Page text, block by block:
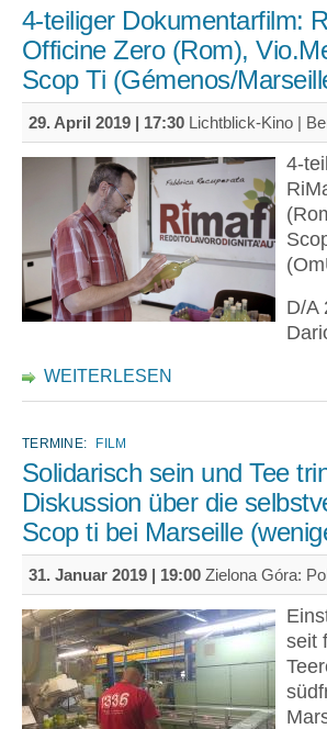
4-teiliger Dokumentarfilm:
Officine Zero (Rom),
Scop Ti (Gémenos/
29. April 2019 | 17:30 Lichtblick-Kino |
4-
D/A
WEITERLESEN
TERMINE: FILM
Solidarisch sein und Tee
Diskussion über die
Scop ti bei Marseille
31. Januar 2019 | 19:00 Zielona Góra:
seit